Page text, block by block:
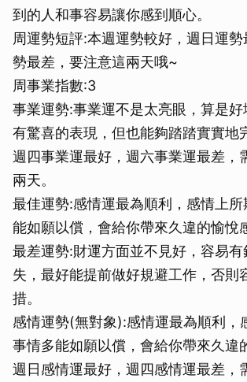
到的人和事容易讓你感到順心。
周運勢短評:本週運勢較好，週日運
勢最差，要注意這兩天哦~
周事業指數:3
事業運勢:事業運不是太亮眼，算是好
有驚喜的表現，但也能夠踏踏實實地
週四事業運最好，週六事業運最差，
兩天。
最佳運勢:感情運最為順利，感情上所
能如願以償，會給你帶來久違的愉悅
最差運勢:財運方面並不見好，容易
失，最好能提前做好規避工作，否則
措。
感情運勢(無對象):感情運最為順利，
事情多能如願以償，會給你帶來久違
週日感情運最好，週四感情運最差，